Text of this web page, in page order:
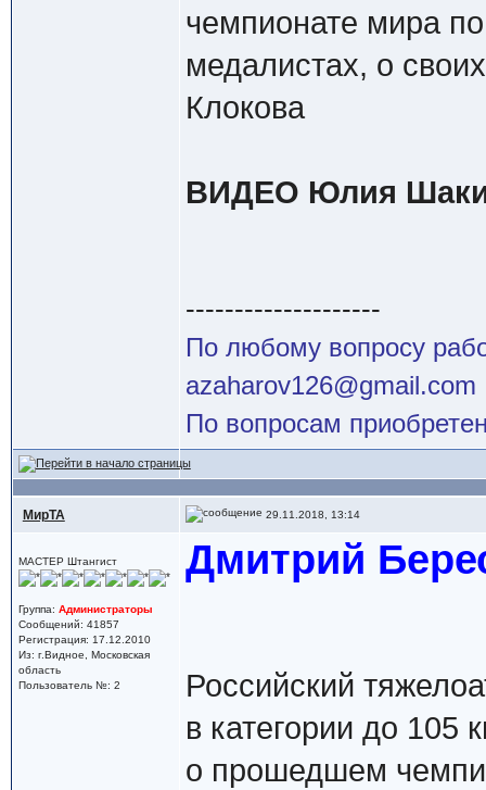
чемпионате мира
медалистах, о
Клокова
ВИДЕО Юлия
--------------------
По любому вопросу
azaharov126@gmail.com
По вопросам
МирТА 29.11.2018, 13:14
МАСТЕР Штангист
Группа: Администраторы
Сообщений: 41857
Регистрация: 17.12.2010
Из: г.Видное, Московская
область
Пользователь №: 2
Дмитрий
Российский
в категории до 105
о прошедшем